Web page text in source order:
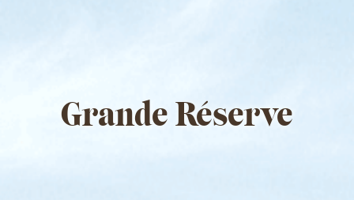
Grande Réserve